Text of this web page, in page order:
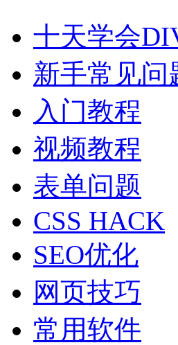
十天学会
新手常见问
入门教程
视频教程
表单问题
CSS HACK
SEO优化
网页技巧
常用软件